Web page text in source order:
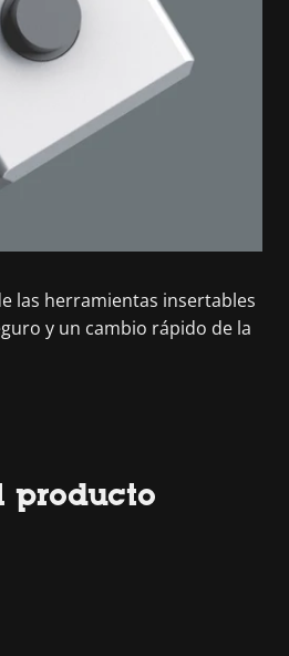
las herramientas insertables
y un cambio rápido de la
producto